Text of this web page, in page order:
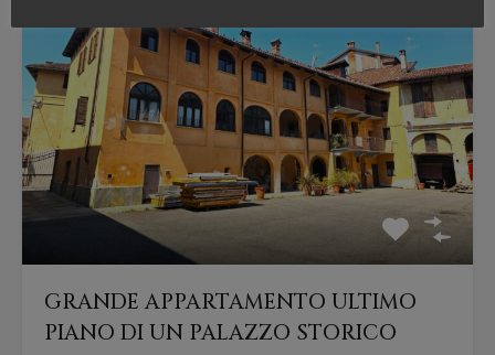
GRANDE APPARTAMENTO ULTIMO
PIANO DI UN PALAZZO STORICO